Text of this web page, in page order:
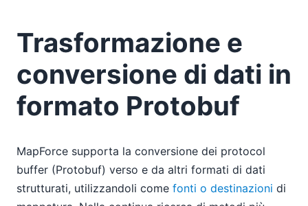
Trasformazione e
conversione di dati in
formato Protobuf
MapForce supporta la conversione dei protocol
buffer (Protobuf) verso e da altri formati di dati
strutturati, utilizzandoli come fonti o destinazioni di